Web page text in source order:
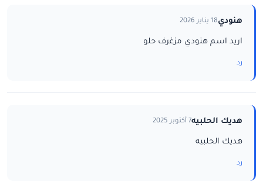
هنودي18 يناير 2026
اريد اسم هنودي مزغرف حلو
رد
هديك الحلبيه7 أكتوبر 2025
هديك الحلبيه
رد